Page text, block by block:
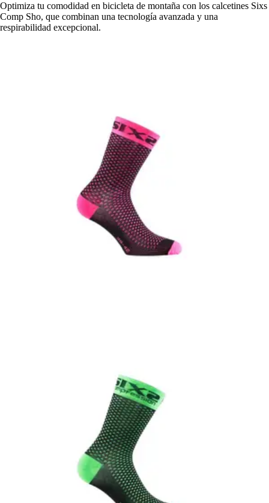
Optimiza tu comodidad en bicicleta de montaña con los calcetines Sixs
Comp Sho, que combinan una tecnología avanzada y una
respirabilidad excepcional.